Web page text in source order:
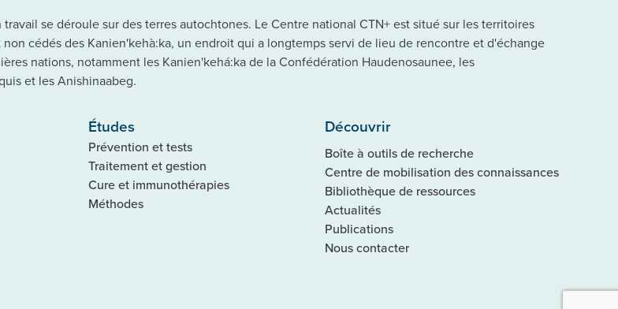
se déroule sur des terres autochtones. Le Centre national CTN+ est situé sur les territoires
cédés des Kanien'kehà:ka, un endroit qui a longtemps servi de lieu de rencontre et d'échange
nations, notamment les Kanien'kehá:ka de la Confédération Haudenosaunee, les
et les Anishinaabeg.
Études
Prévention et tests
Traitement et gestion
Cure et immunothérapies
Méthodes
Découvrir
Boîte à outils de recherche
Centre de mobilisation des connaissances
Bibliothèque de ressources
Actualités
Publications
Nous contacter